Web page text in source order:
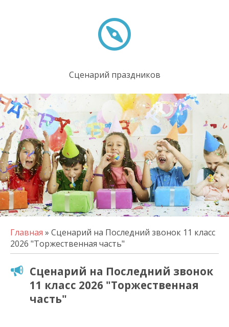
Сценарий праздников
Главная » Сценарий на Последний звонок 11 класс
2026 "Торжественная часть"
Сценарий на Последний звонок
11 класс 2026 "Торжественная
часть"